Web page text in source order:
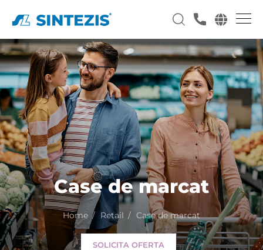
Case de marcat
Home Retail Case de marcat
SOLICITA OFERTA